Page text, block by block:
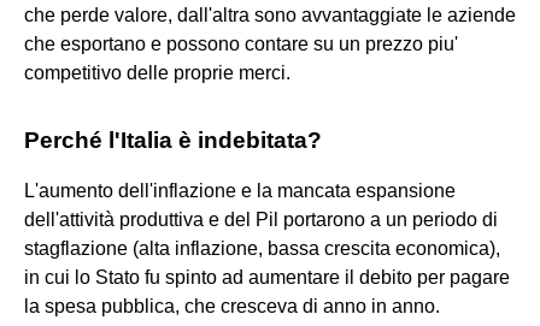
che perde valore, dall'altra sono avvantaggiate le aziende
che esportano e possono contare su un prezzo piu'
competitivo delle proprie merci.
Perché l'Italia è indebitata?
L'aumento dell'inflazione e la mancata espansione
dell'attività produttiva e del Pil portarono a un periodo di
stagflazione (alta inflazione, bassa crescita economica),
in cui lo Stato fu spinto ad aumentare il debito per pagare
la spesa pubblica, che cresceva di anno in anno.